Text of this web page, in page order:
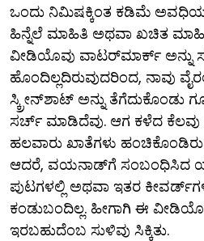
ಒಂದು ನಿಮಿಷಕ್ಕಿಂತ ಕಡಿಮೆ
ಹಿನ್ನೆಲೆ ಮಾಹಿತಿ ಅಥವಾ ಖಚಿತ
ವೀಡಿಯೊವು ವಾಟರ್‌ಮಾರ್ಕ್ ಅನ್ನು
ಹೊಂದಿಲ್ಲದಿರುವುದರಿಂದ, ನಾವು
ಸ್ಕ್ರೀನ್‌ಶಾಟ್ ಅನ್ನು
ಸರ್ಚ್ ಮಾಡಿದೆವು. ಆಗ ಕಳೆದ ಕೆಲವು
ಹಲವಾರು ಖಾತೆಗಳು
ಆದರೆ, ವಯನಾಡ್‌ಗೆ ಸಂಬಂಧಿಸಿದ
ಪುಟಗಳಲ್ಲಿ ಅಥವಾ ಇತರ
ಕಂಡುಬಂದಿಲ್ಲ. ಹೀಗಾಗಿ ಈ ವೀಡಿಯೊ
ಇರಬಹುದೆಂಬ ಸುಳಿವು ಸಿಕ್ಕಿತು.